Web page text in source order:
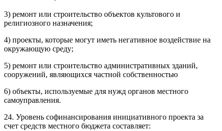
3) ремонт или строительство объектов культового и
религиозного назначения;
4) проекты, которые могут иметь негативное воздействие на
окружающую среду;
5) ремонт или строительство административных зданий,
сооружений, являющихся частной собственностью
6) объекты, используемые для нужд органов местного
самоуправления.
24. Уровень софинансирования инициативного проекта за
счет средств местного бюджета составляет: